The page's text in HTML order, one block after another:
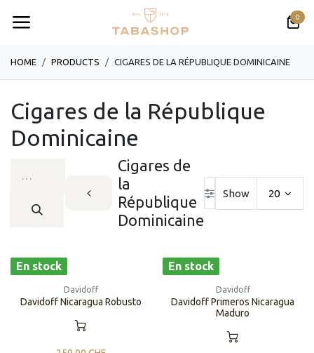
0
HOME PRODUCTS CIGARES DE LA RÉPUBLIQUE DOMINICAINE
Cigares de la République
Dominicaine
Cigares de
la
République
Dominicaine
Show 20
En stock
Davidoff
Davidoff Nicaragua Robusto
En stock
Davidoff
Davidoff Primeros Nicaragua
Maduro